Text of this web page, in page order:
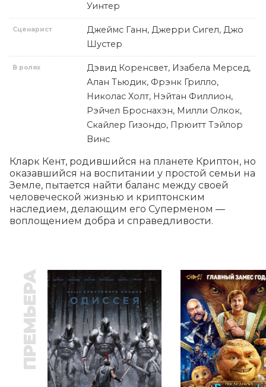
Уинтер
Сценарист
Джеймс Ганн, Джерри Сигел, Джо
Шустер
В ролях
Дэвид Коренсвет, Изабела Мерсед,
Алан Тьюдик, Фрэнк Грилло,
Николас Холт, Нэйтан Филлион,
Рэйчел Броснахэн, Милли Олкок,
Скайлер Гизондо, Прюитт Тэйлор
Винс
Кларк Кент, родившийся на планете Криптон, но
оказавшийся на воспитании у простой семьи на
Земле, пытается найти баланс между своей
человеческой жизнью и криптонским
наследием, делающим его Суперменом —
воплощением добра и справедливости.
ПРЕМЬЕРА